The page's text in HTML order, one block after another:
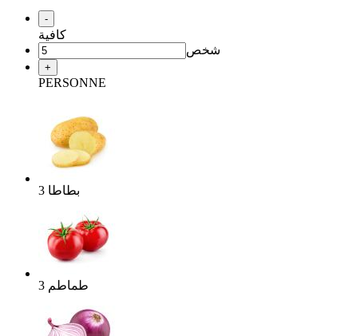
-
كافية
شخص
+
PERSONNE
3 بطاطا
3 طماطم